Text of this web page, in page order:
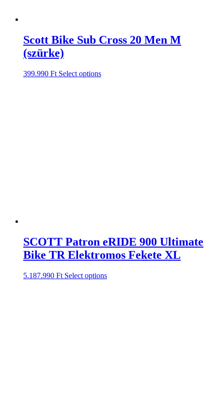
Scott Bike Sub Cross 20 Men M
(szürke)
399.990 Ft Select options
SCOTT Patron eRIDE 900 Ultimate
Bike TR Elektromos Fekete XL
5.187.990 Ft Select options